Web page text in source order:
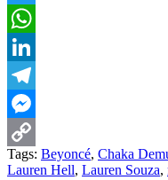
Twitter
WhatsApp
LinkedIn
Telegram
Messenger
Copy
Tags: Beyoncé, Chaka
Lauren Hell, Lauren Souza,